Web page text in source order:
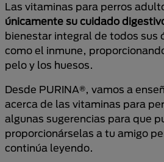
Las vitaminas para perros
únicamente su cuidado
bienestar integral de todos sus
como el inmune,
pelo y los huesos.
Desde PURINA®, vamos a
acerca de las vitaminas para
algunas sugerencias para que
proporcionárselas a tu amigo
continúa leyendo.